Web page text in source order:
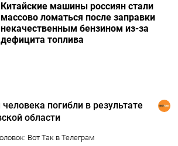
Китайские машины россиян стали
массово ломаться после заправки
некачественным бензином из-за
дефицита топлива